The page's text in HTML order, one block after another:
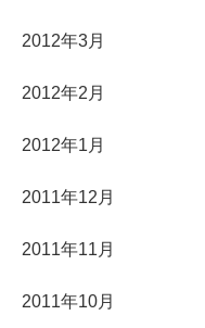
2012年3月
2012年2月
2012年1月
2011年12月
2011年11月
2011年10月